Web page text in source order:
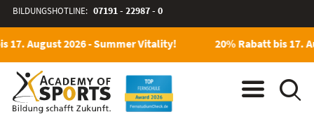
BILDUNGSHOTLINE: 07191 - 22987 - 0
17. August 2026 - Summer Vitality! 20% Rabatt bis 17.